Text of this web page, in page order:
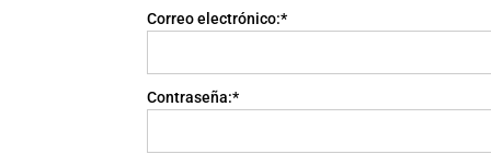
Correo electrónico:*
Contraseña:*